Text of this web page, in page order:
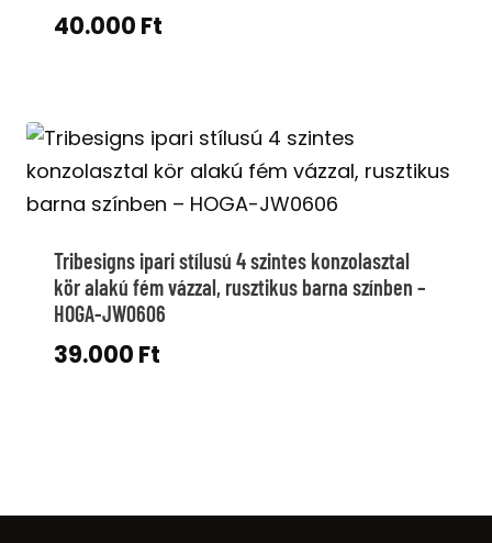
40.000 Ft
Tribesigns ipari stílusú 4 szintes konzolasztal
kör alakú fém vázzal, rusztikus barna színben –
HOGA-JW0606
39.000 Ft